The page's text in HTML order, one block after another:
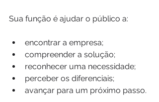
Sua função é ajudar o público a:
encontrar a empresa;
compreender a solução;
reconhecer uma necessidade;
perceber os diferenciais;
avançar para um próximo passo.